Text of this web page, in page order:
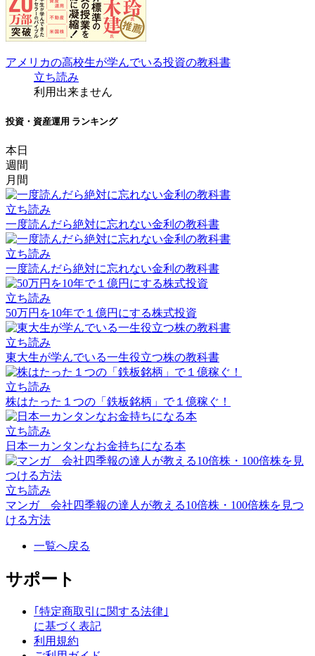
アメリカの高校生が学んでいる投資の教科書
立ち読み
利用出来ません
投資・資産運用 ランキング
本日
週間
月間
立ち読み
一度読んだら絶対に忘れない金利の教科書
立ち読み
一度読んだら絶対に忘れない金利の教科書
立ち読み
50万円を10年で１億円にする株式投資
立ち読み
東大生が学んでいる一生役立つ株の教科書
立ち読み
株はたった１つの「鉄板銘柄」で１億稼ぐ！
立ち読み
日本一カンタンなお金持ちになる本
立ち読み
マンガ 会社四季報の達人が教える10倍株・100倍株を見つ
ける方法
一覧へ戻る
サポート
｢特定商取引に関する法律｣
に基づく表記
利用規約